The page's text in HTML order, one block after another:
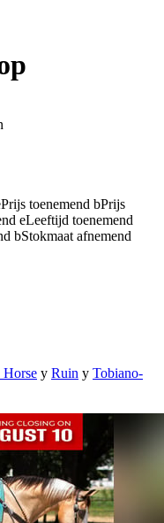
Prijs toenemend bPrijs
eLeeftijd toenemend
bStokmaat afnemend
Horse y Ruin y Tobiano-